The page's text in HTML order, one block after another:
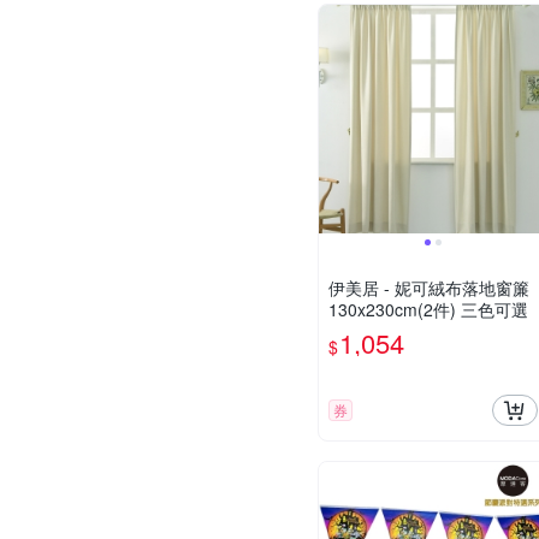
伊美居 - 妮可絨布落地窗簾
130x230cm(2件) 三色可選
$1,054
券